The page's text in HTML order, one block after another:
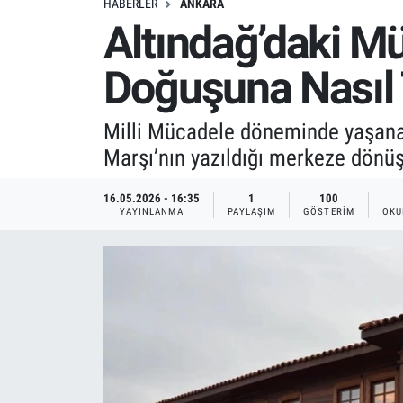
HABERLER ANKARA
Altındağ’daki
Doğuşuna Nasıl
Milli Mücadele döneminde
Marşı’nın yazıldığı merkeze
16.05.2026 - 16:35
YAYINLANMA
1
PAYLAŞIM
100
GÖSTERIM